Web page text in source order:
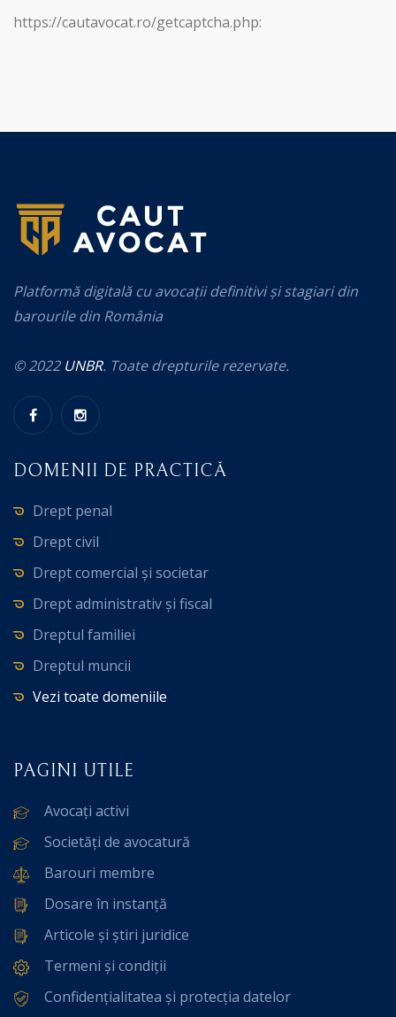
https://cautavocat.ro/getcaptcha.php:
Platformă digitală cu avocații definitivi și stagiari din
barourile din România
© 2022 UNBR. Toate drepturile rezervate.
DOMENII DE PRACTICĂ
Drept penal
Drept civil
Drept comercial și societar
Drept administrativ și fiscal
Dreptul familiei
Dreptul muncii
Vezi toate domeniile
PAGINI UTILE
Avocați activi
Societăți de avocatură
Barouri membre
Dosare în instanță
Articole și știri juridice
Termeni și condiții
Confidențialitatea și protecția datelor